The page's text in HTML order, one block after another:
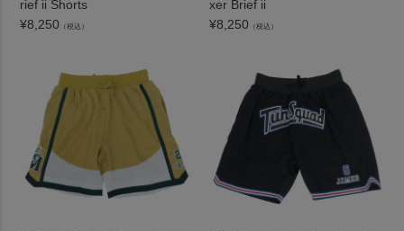
rief ii Shorts
¥8,250 （税込）
xer Brief ii
¥8,250 （税込）